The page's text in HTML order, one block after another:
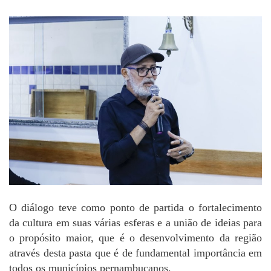
O diálogo teve como ponto de partida o fortalecimento
da cultura em suas várias esferas e a união de ideias para
o propósito maior, que é o desenvolvimento da região
através desta pasta que é de fundamental importância em
todos os municípios pernambucanos.